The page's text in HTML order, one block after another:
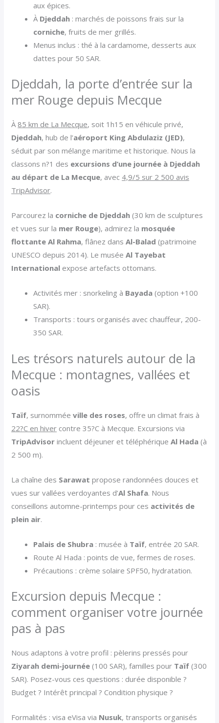
aux épices.
À Djeddah : marchés de poissons frais sur la
corniche, fruits de mer grillés.
Menus inclus : thé à la cardamome, desserts aux
dattes pour 50 SAR.
Djeddah, la porte d’entrée sur la
mer Rouge depuis Mecque
À 85 km de La Mecque, soit 1h15 en véhicule privé,
Djeddah, hub de l’aéroport King Abdulaziz (JED),
séduit par son mélange maritime et historique. Nous la
classons n?1 des excursions d’une journée à Djeddah
au départ de La Mecque, avec 4,9/5 sur 2 500 avis
TripAdvisor.
Parcourez la corniche de Djeddah (30 km de sculptures
et vues sur la mer Rouge), admirez la mosquée
flottante Al Rahma, flânez dansAl-Balad (patrimoine
UNESCO depuis 2014). Le muséeAl Tayebat
International expose artefacts ottomans.
Activités mer : snorkeling à Bayada (option +100
SAR).
Transports : tours organisés avec chauffeur, 200-
350 SAR.
Les trésors naturels autour de la
Mecque : montagnes, vallées et
oasis
Taïf, surnomméeville des roses, offre un climat frais à
22?C en hiver contre 35?C à Mecque. Excursions via
TripAdvisor incluent déjeuner et téléphériqueAl Hada (à
2 500 m).
La chaîne des Sarawat propose randonnées douces et
vues sur vallées verdoyantes d’Al Shafa. Nous
conseillons automne-printemps pour ces activités de
plein air.
Palais de Shubra : musée à Taïf, entrée 20 SAR.
Route Al Hada : points de vue, fermes de roses.
Précautions : crème solaire SPF50, hydratation.
Excursion depuis Mecque :
comment organiser votre journée
pas à pas
Nous adaptons à votre profil : pèlerins pressés pour
Ziyarah demi-journée (100 SAR), familles pour Taïf (300
SAR). Posez-vous ces questions : durée disponible ?
Budget ? Intérêt principal ? Condition physique ?
Formalités : visa eVisa via Nusuk, transports organisés